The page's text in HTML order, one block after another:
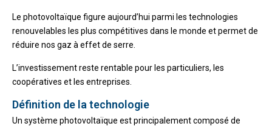
Le photovoltaïque figure aujourd’hui parmi les technologies
renouvelables les plus compétitives dans le monde et permet de
réduire nos gaz à effet de serre.
L’investissement reste rentable pour les particuliers, les
coopératives et les entreprises.
Définition de la technologie
Un système photovoltaïque est principalement composé de